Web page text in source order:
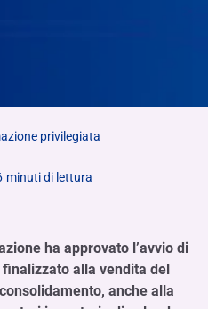
privilegiata
minuti di lettura
ha approvato l’avvio di
alla vendita del
anche alla